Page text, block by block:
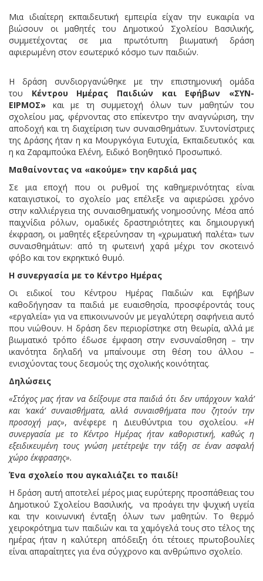
Μια ιδιαίτερη εκπαιδευτική εμπειρία είχαν την ευκαιρία να
βιώσουν οι μαθητές του Δημοτικού Σχολείου Βασιλικής,
συμμετέχοντας σε μια πρωτότυπη βιωματική δράση
αφιερωμένη στον εσωτερικό κόσμο των παιδιών.
Η δράση συνδιοργανώθηκε με την επιστημονική ομάδα
του Κέντρου Ημέρας Παιδιών και Εφήβων «ΣΥΝ-
ΕΙΡΜΟΣ» και με τη συμμετοχή όλων των μαθητών του
σχολείου μας, φέρνοντας στο επίκεντρο την αναγνώριση, την
αποδοχή και τη διαχείριση των συναισθημάτων. Συντονίστριες
της Δράσης ήταν η κα Μουργκόγια Ευτυχία, Εκπαιδευτικός και
η κα Ζαραμπούκα Ελένη, Ειδικό Βοηθητικό Προσωπικό.
Μαθαίνοντας να «ακούμε» την καρδιά μας
Σε μια εποχή που οι ρυθμοί της καθημερινότητας είναι
καταιγιστικοί, το σχολείο μας επέλεξε να αφιερώσει χρόνο
στην καλλιέργεια της συναισθηματικής νοημοσύνης. Μέσα από
παιχνίδια ρόλων, ομαδικές δραστηριότητες και δημιουργική
έκφραση, οι μαθητές εξερεύνησαν τη «χρωματική παλέτα» των
συναισθημάτων: από τη φωτεινή χαρά μέχρι τον σκοτεινό
φόβο και τον εκρηκτικό θυμό.
Η συνεργασία με το Κέντρο Ημέρας
Οι ειδικοί του Κέντρου Ημέρας Παιδιών και Εφήβων
καθοδήγησαν τα παιδιά με ευαισθησία, προσφέροντάς τους
«εργαλεία» για να επικοινωνούν με μεγαλύτερη σαφήνεια αυτό
που νιώθουν. Η δράση δεν περιορίστηκε στη θεωρία, αλλά με
βιωματικό τρόπο έδωσε έμφαση στην ενσυναίσθηση – την
ικανότητα δηλαδή να μπαίνουμε στη θέση του άλλου –
ενισχύοντας τους δεσμούς της σχολικής κοινότητας.
Δηλώσεις
«Στόχος μας ήταν να δείξουμε στα παιδιά ότι δεν υπάρχουν ‘καλά’
και ‘κακά’ συναισθήματα, αλλά συναισθήματα που ζητούν την
προσοχή μας», ανέφερε η Διευθύντρια του σχολείου. «Η
συνεργασία με το Κέντρο Ημέρας ήταν καθοριστική, καθώς η
εξειδικευμένη τους γνώση μετέτρεψε την τάξη σε έναν ασφαλή
χώρο έκφρασης».
Ένα σχολείο που αγκαλιάζει το παιδί!
Η δράση αυτή αποτελεί μέρος μιας ευρύτερης προσπάθειας του
Δημοτικού Σχολείου Βασιλικής, να προάγει την ψυχική υγεία
και την κοινωνική ένταξη όλων των μαθητών. Το θερμό
χειροκρότημα των παιδιών και τα χαμόγελά τους στο τέλος της
ημέρας ήταν η καλύτερη απόδειξη ότι τέτοιες πρωτοβουλίες
είναι απαραίτητες για ένα σύγχρονο και ανθρώπινο σχολείο.